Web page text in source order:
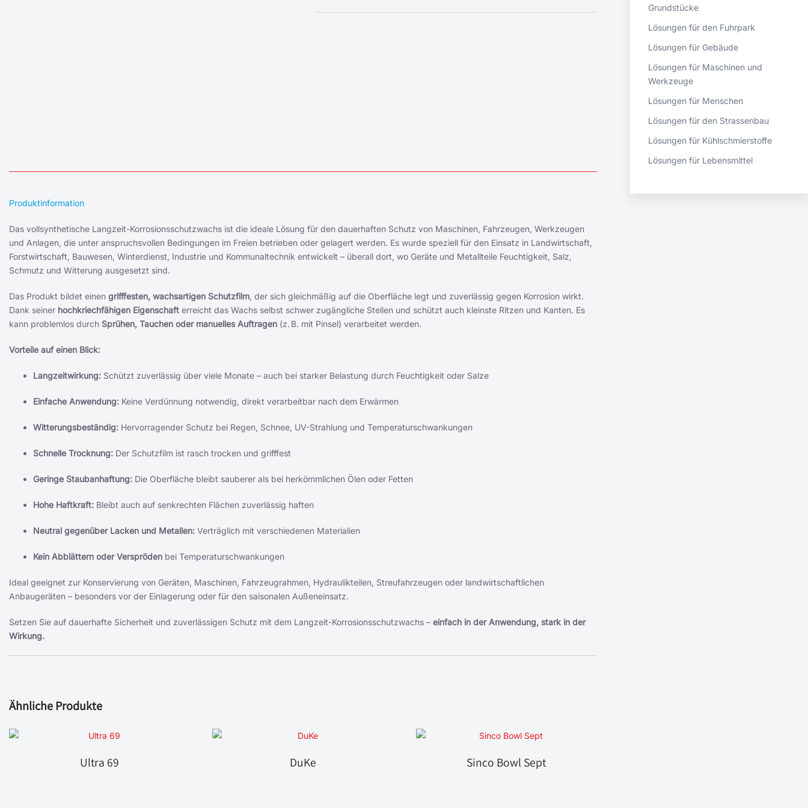
Produktinformation
Das vollsynthetische Langzeit-Korrosionsschutzwachs ist die ideale Lösung für den dauerhaften Schutz von Maschinen, Fahrzeugen, Werkzeugen
und Anlagen, die unter anspruchsvollen Bedingungen im Freien betrieben oder gelagert werden. Es wurde speziell für den Einsatz in Landwirtschaft,
Forstwirtschaft, Bauwesen, Winterdienst, Industrie und Kommunaltechnik entwickelt – überall dort, wo Geräte und Metallteile Feuchtigkeit, Salz,
Schmutz und Witterung ausgesetzt sind.
Das Produkt bildet einen grifffesten, wachsartigen Schutzfilm, der sich gleichmäßig auf die Oberfläche legt und zuverlässig gegen Korrosion wirkt.
Dank seiner hochkriechfähigen Eigenschaft erreicht das Wachs selbst schwer zugängliche Stellen und schützt auch kleinste Ritzen und Kanten. Es
kann problemlos durch Sprühen, Tauchen oder manuelles Auftragen (z. B. mit Pinsel) verarbeitet werden.
Vorteile auf einen Blick:
Langzeitwirkung: Schützt zuverlässig über viele Monate – auch bei starker Belastung durch Feuchtigkeit oder Salze
Einfache Anwendung: Keine Verdünnung notwendig, direkt verarbeitbar nach dem Erwärmen
Witterungsbeständig: Hervorragender Schutz bei Regen, Schnee, UV-Strahlung und Temperaturschwankungen
Schnelle Trocknung: Der Schutzfilm ist rasch trocken und grifffest
Geringe Staubanhaftung: Die Oberfläche bleibt sauberer als bei herkömmlichen Ölen oder Fetten
Hohe Haftkraft: Bleibt auch auf senkrechten Flächen zuverlässig haften
Neutral gegenüber Lacken und Metallen: Verträglich mit verschiedenen Materialien
Kein Abblättern oder Verspröden bei Temperaturschwankungen
Ideal geeignet zur Konservierung von Geräten, Maschinen, Fahrzeugrahmen, Hydraulikteilen, Streufahrzeugen oder landwirtschaftlichen
Anbaugeräten – besonders vor der Einlagerung oder für den saisonalen Außeneinsatz.
Setzen Sie auf dauerhafte Sicherheit und zuverlässigen Schutz mit dem Langzeit-Korrosionsschutzwachs – einfach in der Anwendung, stark in der
Wirkung.
Ähnliche Produkte
Ultra 69 DuKe Sinco Bowl Sept
Grundstücke
Lösungen für den Fuhrpark
Lösungen für Gebäude
Lösungen für Maschinen und
Werkzeuge
Lösungen für Menschen
Lösungen für den Strassenbau
Lösungen für Kühlschmierstoffe
Lösungen für Lebensmittel